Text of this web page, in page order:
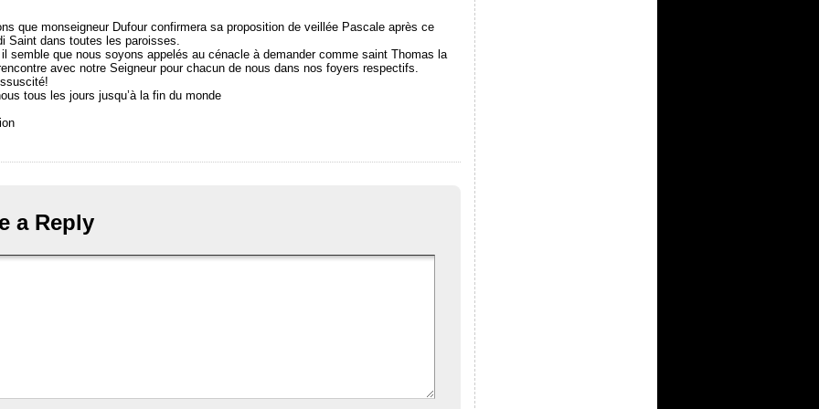
que monseigneur Dufour confirmera sa proposition de veillée Pascale après ce
Saint dans toutes les paroisses.
il semble que nous soyons appelés au cénacle à demander comme saint Thomas la
avec notre Seigneur pour chacun de nous dans nos foyers respectifs.
tous les jours jusqu’à la fin du monde
a Reply